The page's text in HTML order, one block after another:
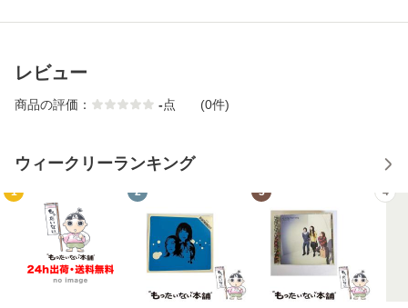
レビュー
商品の評価： -点 (0件)
ウィークリーランキング
1 2 3 4